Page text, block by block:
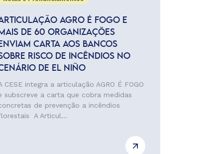
AGRO É FOGO E
MAIS DE 60 ORGANIZAÇÕES
ENVIAM CARTA AOS BANCOS
RISCO DE INCÊNDIOS NO
DE EL NIÑO
CESE integra a articulação AGRO É FOGO
subscreve a carta que cobra medidas
de prevenção a incêndios
A Articul...